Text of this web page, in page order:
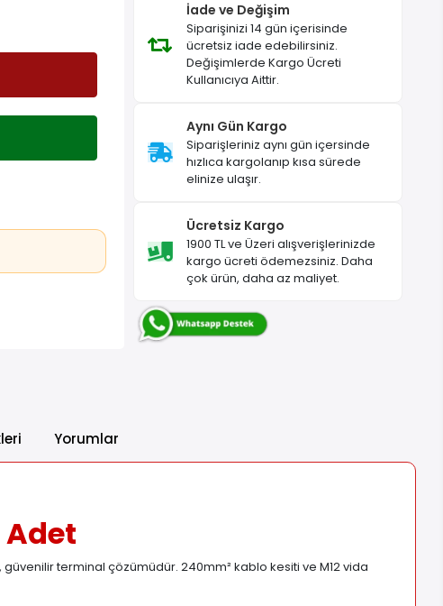
İade ve Değişim
Siparişinizi 14 gün içerisinde
ücretsiz iade edebilirsiniz.
Değişimlerde Kargo Ücreti
Kullanıcıya Aittir.
Aynı Gün Kargo
Siparişleriniz aynı gün içersinde
hızlıca kargolanıp kısa sürede
elinize ulaşır.
Ücretsiz Kargo
1900 TL ve Üzeri alışverişlerinizde
kargo ücreti ödemezsiniz. Daha
çok ürün, daha az maliyet.
Yorumlar
Adet
terminal çözümüdür. 240mm² kablo kesiti ve M12 vida